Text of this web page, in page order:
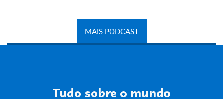
MAIS PODCAST